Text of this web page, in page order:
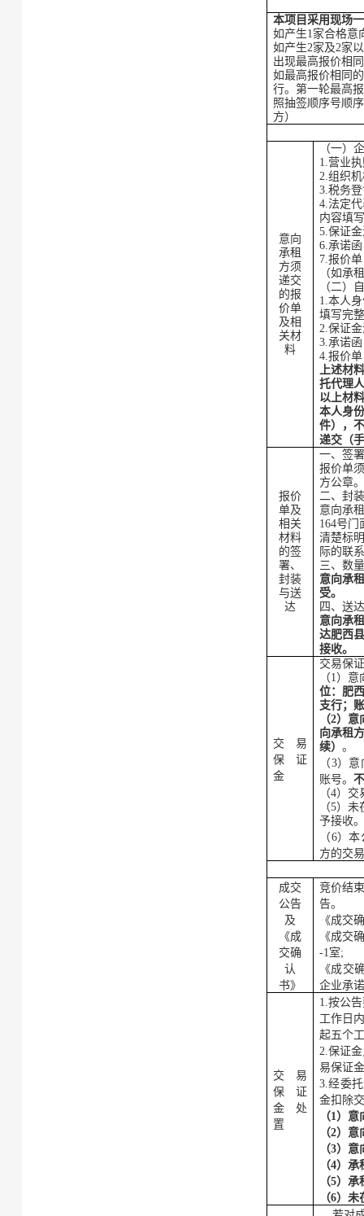
本项目采用现场
如产生1家合格意
如产生2家及2家
出现最高报价相
如最高报价相同
行。第一轮最高
照抽签顺序号顺
方）
意向
承租
方须
递交
的报
价单
及相
关材
料
（一）
1.营业
2.组织
3.税务
4.法定
内容填
5.保证
6.承诺函
7.报价
（如承
（二）
1.本人
填写完
2.保证
3.承诺函
4.报价
上述材
托代理
以上材
本人身
件），
递交（
报价
单及
相关
材料
的签
署、
封装
与送
达
一、签
报价单
方公章
二、封
意向承
164号门
清楚标
际的联
三、数
意向承
受。
四、送
意向承
达肥西
接收。
交易
保证
金
交易保
（1） 意
位： 肥
支行；
（2） 意
向承租
续）。
（3） 意
账号。
（4）交
（5）未
予接收
（6）本
方的交
成交
公告
及
《成
交确
认
书》
竞价结
告。
《成交
《成交
-1室;
《成交
企业承
交易
保证
金 处
置
1.按公
工作日
起五个
2.保证
易保证
3.经委
金扣除
（1）意
（2）意
（3）意
（4）承
（5）承
（6）未